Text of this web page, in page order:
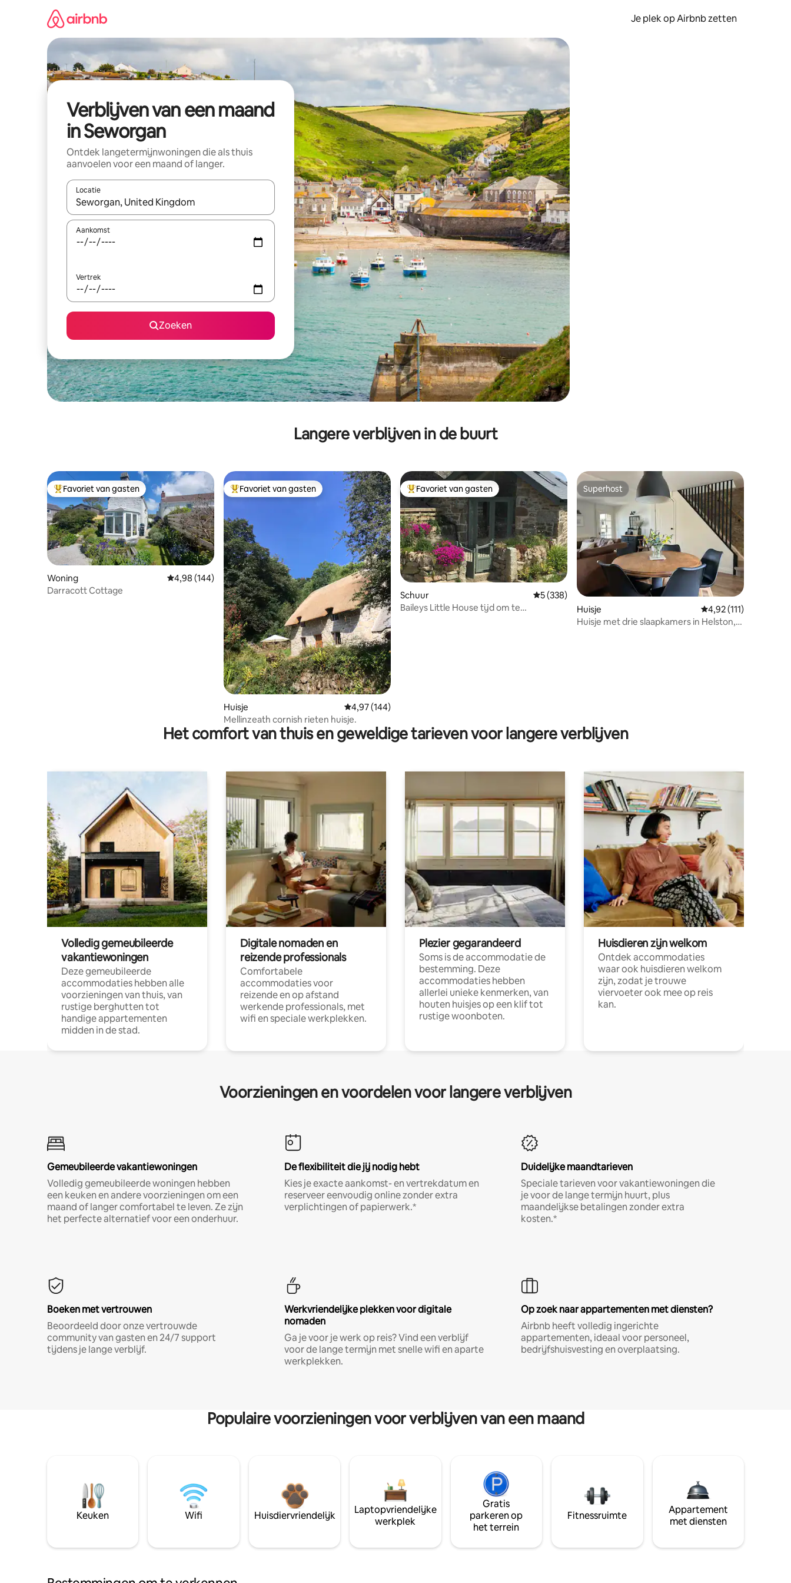
Je plek op Airbnb zetten
Verblijven van een maand
in Seworgan
Ontdek langetermijnwoningen die als thuis
aanvoelen voor een maand of langer.
Locatie
Wanneer er resultaten beschikbaar zijn, maak je een keuze met je de pijltjestoetsen omhoog en omlaag, óf door te tikken of swipen.
Aankomst
Vertrek
Zoeken
Langere verblijven in de buurt
Topfavoriet van gasten
Favoriet van gasten
Woning Gemiddelde beoordeling van 4,98 op 5, 144 recensies
4,98 (144)
Darracott Cottage
Topfavoriet van gasten
Favoriet van gasten
Huisje Gemiddelde beoordeling van 4,97 op 5, 144 recensies
4,97 (144)
Mellinzeath cornish rieten huisje.
Topfavoriet van gasten
Favoriet van gasten
Schuur Gemiddelde beoordeling van 5 op 5, 338 recensies
5 (338)
Baileys Little House tijd om te
Superhost
Superhost
Huisje Gemiddelde
4,92 (111)
Huisje met drie slaapkamers in Helston,
Het comfort van thuis en geweldige tarieven voor langere verblijven
Volledig gemeubileerde
vakantiewoningen
Deze gemeubileerde
accommodaties hebben alle
voorzieningen van thuis, van
rustige berghutten tot
handige appartementen
midden in de stad.
Digitale nomaden en
reizende professionals
Comfortabele
accommodaties voor
reizende en op afstand
werkende professionals, met
wifi en speciale werkplekken.
Plezier gegarandeerd
Soms is de accommodatie de
bestemming. Deze
accommodaties hebben
allerlei unieke kenmerken, van
houten huisjes op een klif tot
rustige woonboten.
Huisdieren zijn welkom
Ontdek accommodaties
waar ook huisdieren welkom
zijn, zodat je trouwe
viervoeter ook mee op reis
kan.
Voorzieningen en voordelen voor langere verblijven
Gemeubileerde vakantiewoningen
Volledig gemeubileerde woningen hebben
een keuken en andere voorzieningen om een
maand of langer comfortabel te leven. Ze zijn
het perfecte alternatief voor een onderhuur.
De flexibiliteit die jij nodig hebt
Kies je exacte aankomst- en vertrekdatum en
reserveer eenvoudig online zonder extra
verplichtingen of papierwerk.*
Duidelijke maandtarieven
Speciale tarieven voor vakantiewoningen die
je voor de lange termijn huurt, plus
maandelijkse betalingen zonder extra
kosten.*
Boeken met vertrouwen
Beoordeeld door onze vertrouwde
community van gasten en 24/7 support
tijdens je lange verblijf.
Werkvriendelijke plekken voor digitale
nomaden
Ga je voor je werk op reis? Vind een verblijf
voor de lange termijn met snelle wifi en aparte
werkplekken.
Op zoek naar appartementen met diensten?
Airbnb heeft volledig ingerichte
appartementen, ideaal voor personeel,
bedrijfshuisvesting en overplaatsing.
Populaire voorzieningen voor verblijven van een maand
Keuken Wifi Huisdiervriendelijk
Laptopvriendelijke
werkplek
Gratis
parkeren op
het terrein
Fitnessruimte
Appartement
met diensten